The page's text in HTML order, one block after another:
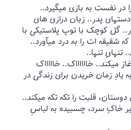
نفست به بازی میگیرد..
پدر.‌. زبان درازی های
گل کوچک با توپ پلاستیکی با
ات را به درد میآورد..
تنهایِ تنها..
میکند.. خااااااک.. خاااااک
زمان خریدن برای زندگی در
قلبت را تکه تکه میکند..
خاکِ سرد، چسبیده به لباسِ